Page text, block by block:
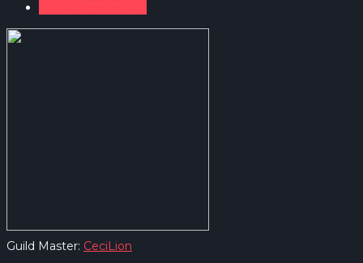
Guild Master: CeciLion